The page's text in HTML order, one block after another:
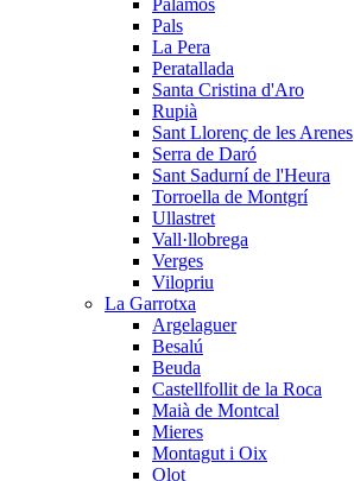
Palamós
Pals
La Pera
Peratallada
Santa Cristina d'Aro
Rupià
Sant Llorenç de les Arenes
Serra de Daró
Sant Sadurní de l'Heura
Torroella de Montgrí
Ullastret
Vall·llobrega
Verges
Vilopriu
La Garrotxa
Argelaguer
Besalú
Beuda
Castellfollit de la Roca
Maià de Montcal
Mieres
Montagut i Oix
Olot